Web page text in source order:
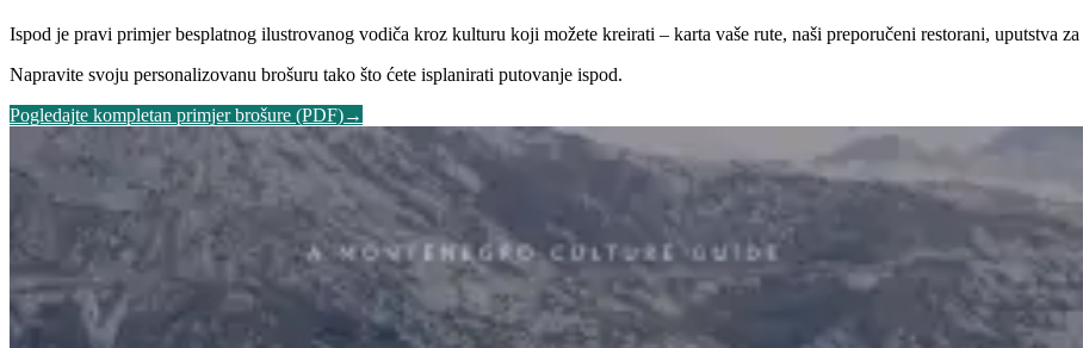
Ispod je pravi primjer besplatnog ilustrovanog vodiča kroz kulturu koji možete kreirati – karta vaše rute, naši preporučeni restorani, uputstva
Napravite svoju personalizovanu brošuru tako što ćete isplanirati putovanje ispod.
Pogledajte kompletan primjer brošure (PDF)→